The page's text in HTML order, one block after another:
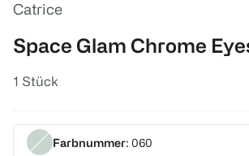
Catrice
Space Glam Chrome
1 Stück
Farbnummer: 060